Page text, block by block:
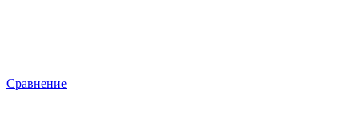
Сравнение